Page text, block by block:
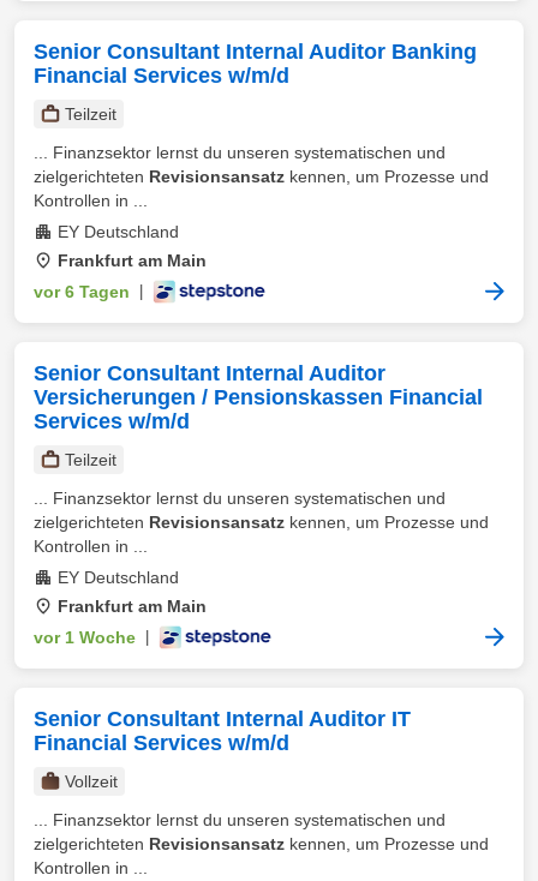
Senior Consultant Internal Auditor Banking
Financial Services w/m/d
Teilzeit
... Finanzsektor lernst du unseren systematischen und
zielgerichteten Revisionsansatz kennen, um Prozesse und
Kontrollen in ...
EY Deutschland
Frankfurt am Main
vor 6 Tagen
Senior Consultant Internal Auditor
Versicherungen / Pensionskassen Financial
Services w/m/d
Teilzeit
... Finanzsektor lernst du unseren systematischen und
zielgerichteten Revisionsansatz kennen, um Prozesse und
Kontrollen in ...
EY Deutschland
Frankfurt am Main
vor 1 Woche
Senior Consultant Internal Auditor IT
Financial Services w/m/d
Vollzeit
... Finanzsektor lernst du unseren systematischen und
zielgerichteten Revisionsansatz kennen, um Prozesse und
Kontrollen in ...